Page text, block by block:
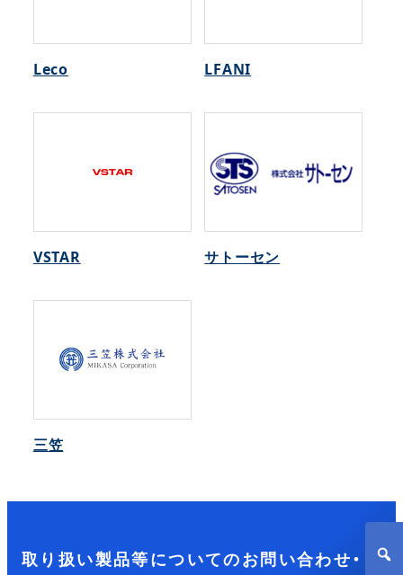
Leco LFANI
VSTAR サトーセン
三笠
取り扱い製品等についてのお問い合わせ・ご